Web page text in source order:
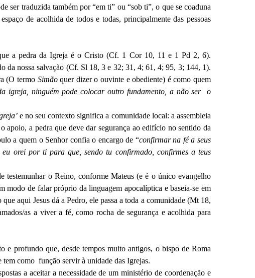
ser traduzida também por “em ti” ou “sob ti”, o que se coaduna
de acolhida de todos e todas, principalmente das pessoas
a pedra da Igreja é o Cristo (Cf. 1 Cor 10, 11 e 1 Pd 2, 6).
da nossa salvação (Cf. Sl 18, 3 e 32; 31, 4; 61, 4; 95, 3; 144, 1).
(O termo Simãoquer dizer o ouvinte e obediente) é como quem
igreja, ninguém pode colocar outro fundamento, a não ser o
e no seu contexto significa a comunidade local: a assembleia
a pedra que deve dar segurança ao edifício no sentido da
a quem o Senhor confia o encargo de “confirmar na fé a seus
eu orei por ti para que, sendo tu confirmado, confirmes a teus
testemunhar o Reino, conforme Mateus (e é o único evangelho
modo de falar próprio da linguagem apocalíptica e baseia-se em
aqui Jesus dá a Pedro, ele passa a toda a comunidade (Mt 18,
as a viver a fé, como rocha de segurança e acolhida para
e profundo que, desde tempos muito antigos, o bispo de Roma
como função servir à unidade das Igrejas.
a aceitar a necessidade de um ministério de coordenação e